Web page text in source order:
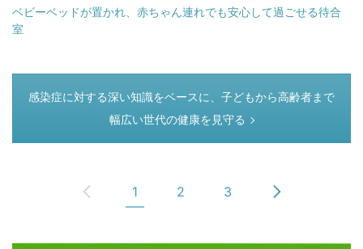
ベビーベッドが置かれ、赤ちゃん連れでも安心して過ごせる待合
室
つぎのページ
感染症に対する深い知識をベースに、子どもから高齢者まで
幅広い世代の健康を見守る
1 2 3